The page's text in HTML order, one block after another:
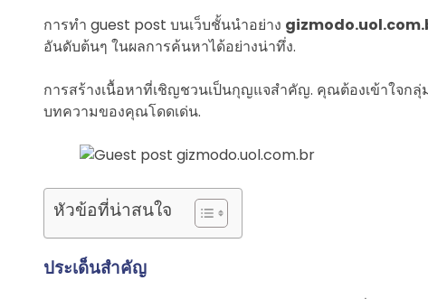
การทำ guest post บนเว็บชั้นนำอย่าง
อันดับต้นๆ ในผลการค้นหาได้อย่างน่าทึ่ง.
การสร้างเนื้อหาที่เชิญชวนเป็นกุญแจสำคัญ. คุณต้องเข้าใจ
บทความของคุณโดดเด่น.
หัวข้อที่น่าสนใจ
ประเด็นสำคัญ